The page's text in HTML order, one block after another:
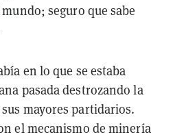
seguro que sabe
en lo que se estaba
pasada destrozando la
mayores partidarios.
el mecanismo de minería